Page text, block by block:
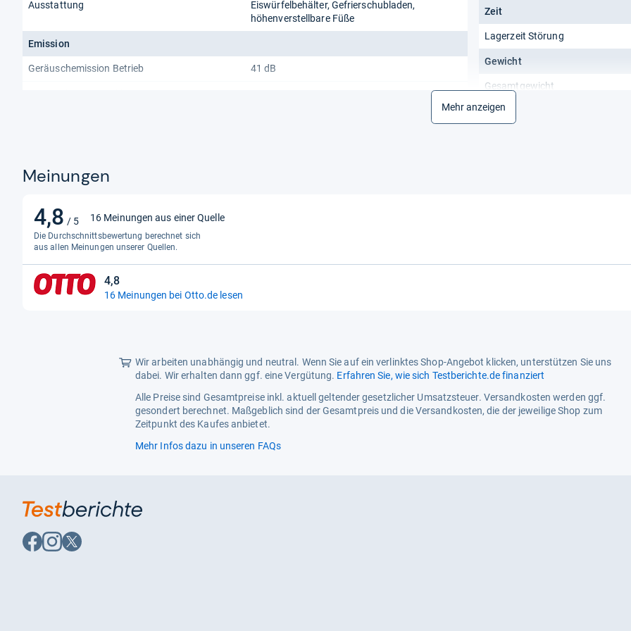
Ausstattung
Eiswürfelbehälter, Gefrierschubladen,
höhenverstellbare Füße
Emission
Geräuschemission Betrieb 41 dB
Abmessungen
Höhe
Kabellänge
Kapazität
Zeit
Lagerzeit Störung
Gewicht
Gesamtgewicht
Funktionalitäten
Energiekosten / Jahr
Mehr anzeigen
Meinungen
4,8 / 5
4,8
von
5
Sternen
16 Meinungen aus einer Quelle
Die Durchschnittsbewertung berechnet sich
aus allen Meinungen unserer Quellen.
4,8
4,8
von
16 Meinungen bei Otto.de lesen
Wir arbeiten unabhängig und neutral. Wenn Sie auf ein verlinktes Shop-Angebot klicken, unterstützen Sie uns
dabei. Wir erhalten dann ggf. eine Vergütung. Erfahren Sie, wie sich Testberichte.de finanziert
Alle Preise sind Gesamtpreise inkl. aktuell geltender gesetzlicher Umsatzsteuer. Versandkosten werden ggf.
gesondert berechnet. Maßgeblich sind der Gesamtpreis und die Versandkosten, die der jeweilige Shop zum
Zeitpunkt des Kaufes anbietet.
Mehr Infos dazu in unseren FAQs
Auf
Facebook
Auf
Instagram
Auf
X